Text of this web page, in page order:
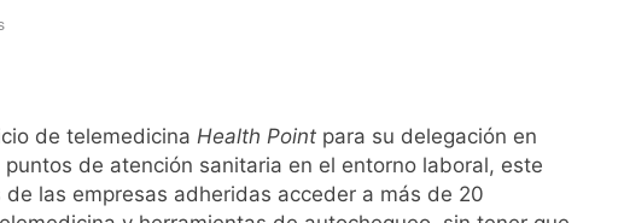
pediátrica puede ayudar a aliviar el malestar asociado al cólico
el proyecto de ley del tabaco que amplía los espacios sin humo a
Atrás
aprueba el proyecto de ley del medicamento: más
Atrás
de telemedicina Health Point para su delegación en
de atención sanitaria en el entorno laboral, este
las empresas adheridas acceder a más de 20